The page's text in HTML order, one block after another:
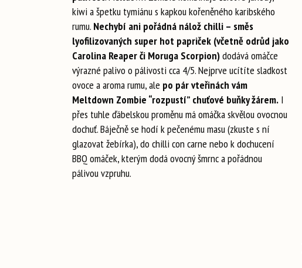
kiwi a špetku tymiánu s kapkou kořeněného karibského
rumu. Nechybí ani pořádná nálož chilli – směs
lyofilizovaných super hot papriček (včetně odrůd jako
Carolina Reaper či Moruga Scorpion)dodává omáčce
výrazné palivo o pálivosti cca 4/5. Nejprve ucítíte sladkost
ovoce a aroma rumu, ale po pár vteřinách vám
Meltdown Zombie “rozpustí” chuťové buňky žárem. I
přes tuhle ďábelskou proměnu má omáčka skvělou ovocnou
dochuť. Báječně se hodí k pečenému masu (zkuste s ní
glazovat žebírka), do chilli con carne nebo k dochucení
BBQ omáček, kterým dodá ovocný šmrnc a pořádnou
pálivou vzpruhu.